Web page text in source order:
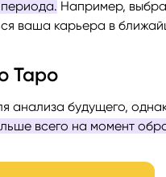
Лев
Весы
Например,
ваша карьера в
Таро
анализа будущего,
всего на момент